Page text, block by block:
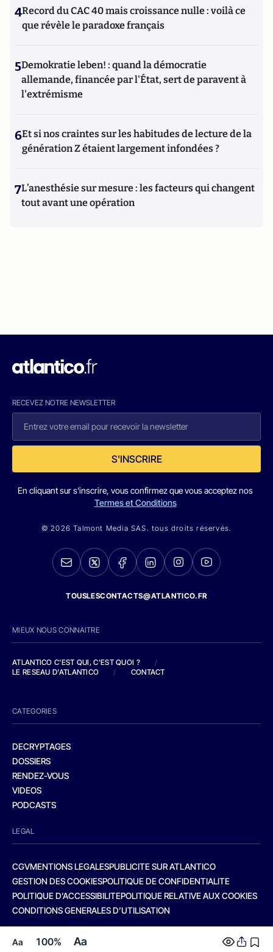
Aa 100% Aa
4Record du CAC 40 mais croissance nulle : voilà ce
que révèle le paradoxe français
5Demokratie leben! : quand la démocratie
allemande, financée par l'État, sert de paravent à
l'extrémisme
6Et si nos craintes sur les habitudes de lecture de la
génération Z étaient largement infondées ?
7L’anesthésie sur mesure : les facteurs qui changent
tout avant une opération
RECEVEZ NOTRE NEWSLETTER
S'INSCRIRE
En cliquant sur s'inscrire, vous confirmez que vous acceptez nos
Termes et Conditions
© 2026 Talmont Media SAS. tous droits réservés.
TOUSLESCONTACTS@ATLANTICO.FR
MIEUX NOUS CONNAITRE
ATLANTICO C'EST QUI, C'EST QUOI ?
/
LE RESEAU D'ATLANTICO
/ CONTACT
CATEGORIES
DECRYPTAGES
DOSSIERS
RENDEZ-VOUS
VIDEOS
PODCASTS
LEGAL
CGVMENTIONS LEGALESPUBLICITE SUR ATLANTICO
GESTION DES COOKIESPOLITIQUE DE CONFIDENTIALITE
POLITIQUE D’ACCESSIBILITEPOLITIQUE RELATIVE AUX COOKIES
CONDITIONS GENERALES D’UTILISATION